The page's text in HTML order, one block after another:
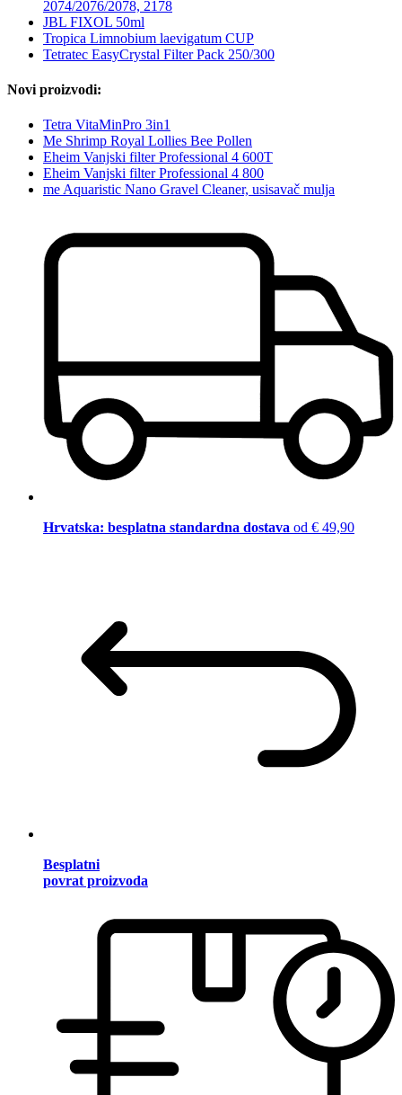
2074/2076/2078, 2178
JBL FIXOL 50ml
Tropica Limnobium laevigatum CUP
Tetratec EasyCrystal Filter Pack 250/300
Novi proizvodi:
Tetra VitaMinPro 3in1
Me Shrimp Royal Lollies Bee Pollen
Eheim Vanjski filter Professional 4 600T
Eheim Vanjski filter Professional 4 800
me Aquaristic Nano Gravel Cleaner, usisavač mulja
Hrvatska: besplatna standardna dostava od € 49,90
Besplatni
povrat proizvoda